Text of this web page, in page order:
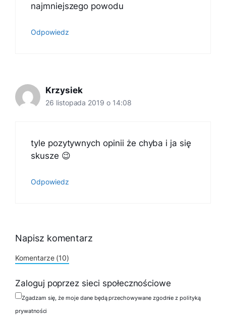
najmniejszego powodu
Odpowiedz
Krzysiek
26 listopada 2019 o 14:08
tyle pozytywnych opinii że chyba i ja się
skusze 😉
Odpowiedz
Napisz komentarz
Komentarze (10)
Zaloguj poprzez sieci społecznościowe
Zgadzam się, że moje dane będą przechowywane zgodnie z polityką
prywatności